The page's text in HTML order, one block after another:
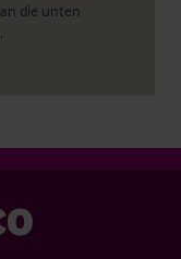
die unten